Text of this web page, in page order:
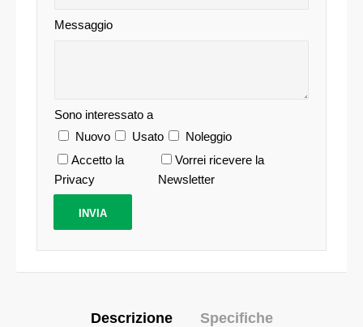
Messaggio
Sono interessato a
Nuovo
Usato
Noleggio
Accetto la
Privacy
Vorrei ricevere la
Newsletter
Descrizione Specifiche